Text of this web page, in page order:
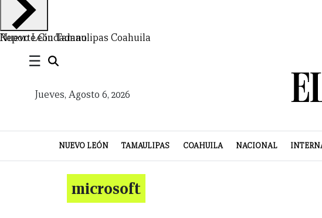
Nuevo LeónTamaulipas Coahuila
Reporte Ciudadano
☰
Jueves, Agosto 6, 2026
NUEVO LEÓN TAMAULIPAS COAHUILA NACIONAL
NUEVO
TAMAULIPAS
COAHUILA
NACIONAL
INTERNACIONAL
FINANZAS
OPINIÓN
DEPORTES
ESPECTÁCULOS
TENDENCIA
ESTILO
VIDA
PODCAST
CONTACTO
NEWSLETTER
HEMEROTECA
SUPLEMENTOS
microsoft